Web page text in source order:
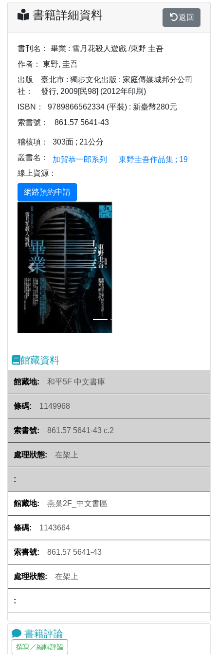
書籍詳細資料 返回
書刊名：
畢業 : 雪月花殺人遊戲 /東野 圭吾
作者：
東野, 圭吾
出版
社：
臺北市 : 獨步文化出版 : 家庭傳媒城邦分公司
發行, 2009[民98] (2012年印刷)
ISBN：
9789866562334 (平裝) : 新臺幣280元
索書號：
861.57 5641-43
稽核項：
303面 ; 21公分
叢書名：
加賀恭一郎系列
東野圭吾作品集 ; 19
線上資源：
Previous
館藏資料
和平5F 中文書庫
1149968
861.57 5641-43 c.2
在架上
燕巢2F_中文書區
1143664
861.57 5641-43
在架上
書籍評論